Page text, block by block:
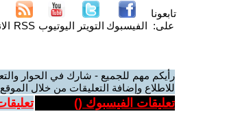
تابعونا
على: الفيسبوك التويتر اليوتيوب RSS
رأيكم مهم للجميع - شارك في الحوار
للاطلاع وإضافة التعليقات من خلال
تعليقات الفيسبوك ()